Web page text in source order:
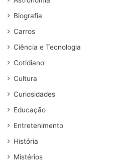
Biografia
Carros
Ciência e Tecnologia
Cotidiano
Cultura
Curiosidades
Educação
Entretenimento
História
Mistérios